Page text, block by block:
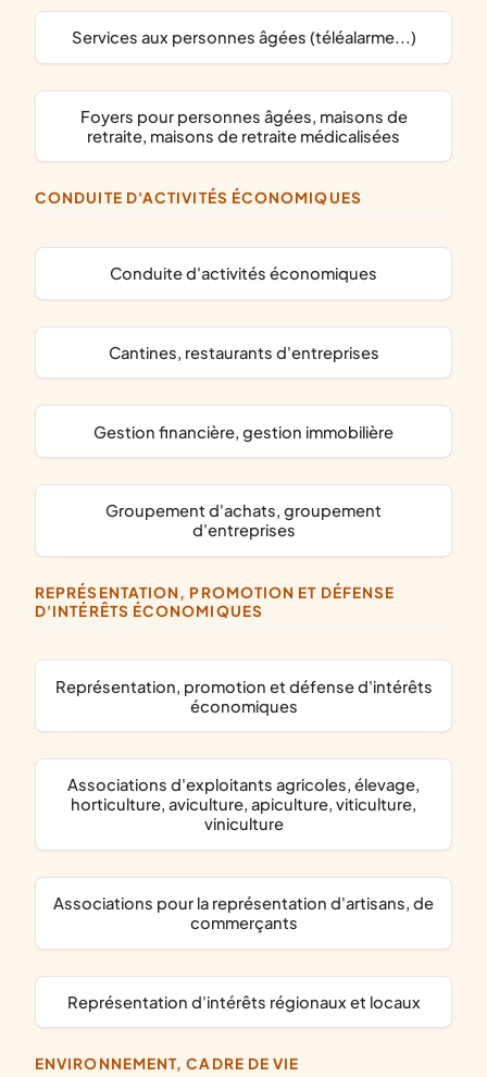
services aux personnes âgées (téléalarme...)
foyers pour personnes âgées, maisons de
retraite, maisons de retraite médicalisées
CONDUITE D'ACTIVITÉS ÉCONOMIQUES
conduite d'activités économiques
cantines, restaurants d'entreprises
gestion financière, gestion immobilière
groupement d'achats, groupement
d'entreprises
REPRÉSENTATION, PROMOTION ET DÉFENSE
D'INTÉRÊTS ÉCONOMIQUES
représentation, promotion et défense d'intérêts
économiques
associations d'exploitants agricoles, élevage,
horticulture, aviculture, apiculture, viticulture,
viniculture
associations pour la représentation d'artisans, de
commerçants
représentation d'intérêts régionaux et locaux
ENVIRONNEMENT, CADRE DE VIE